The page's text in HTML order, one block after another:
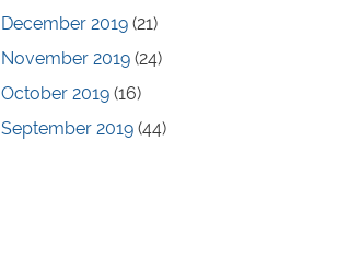
December 2019 (21)
November 2019 (24)
October 2019 (16)
September 2019 (44)